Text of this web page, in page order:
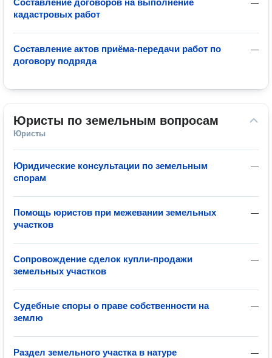
—
Составление договоров на выполнение
кадастровых работ
—
Составление актов приёма-передачи работ по
договору подряда
Юристы по земельным вопросам
Юристы
—
Юридические консультации по земельным
спорам
—
Помощь юристов при межевании земельных
участков
—
Сопровождение сделок купли-продажи
земельных участков
—
Судебные споры о праве собственности на
землю
—
Раздел земельного участка в натуре